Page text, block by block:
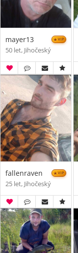
mayer13 VIP
50 let, Jihočeský
fallenraven VIP
25 let, Jihočeský